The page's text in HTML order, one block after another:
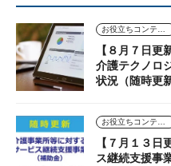
お役立ちコンテンツ
【８月７日
介護テクノロ
状況（随時更新
お役立ちコンテンツ
【７月１３
ス継続支援事